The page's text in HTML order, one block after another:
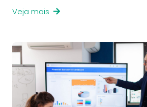
Veja mais